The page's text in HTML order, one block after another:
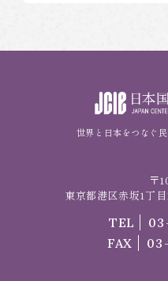
世界と日本をつなぐ
〒
東京都港区赤坂1丁
TEL
FAX